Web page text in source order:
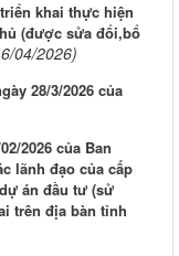
khai thực hiện
(được sửa đổi,bổ
04/2026)
28/3/2026 của
2026 của Ban
lãnh đạo của cấp
án đầu tư (sử
trên địa bàn tỉnh